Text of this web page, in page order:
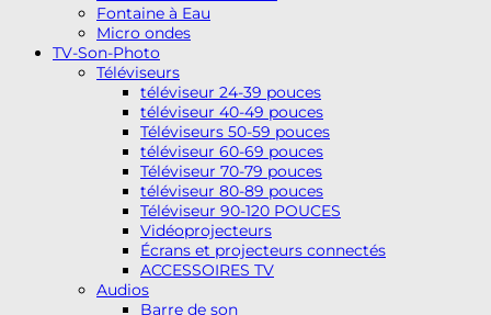
Fontaine à Eau
Micro ondes
TV-Son-Photo
Téléviseurs
téléviseur 24-39 pouces
téléviseur 40-49 pouces
Téléviseurs 50-59 pouces
téléviseur 60-69 pouces
Téléviseur 70-79 pouces
téléviseur 80-89 pouces
Téléviseur 90-120 POUCES
Vidéoprojecteurs
Écrans et projecteurs connectés
ACCESSOIRES TV
Audios
Barre de son